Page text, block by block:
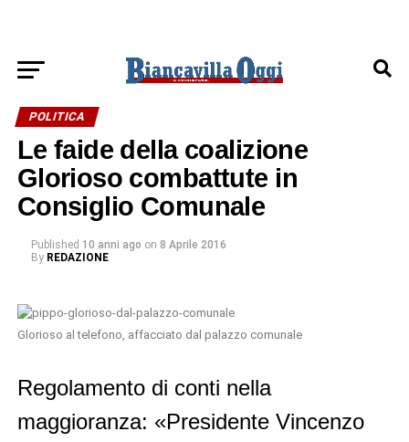
POLITICA
Le faide della coalizione
Glorioso combattute in
Consiglio Comunale
Published 10 anni ago on 8 Aprile 2016
By REDAZIONE
Glorioso al telefono, affacciato dal palazzo comunale
Regolamento di conti nella
maggioranza: «Presidente Vincenzo